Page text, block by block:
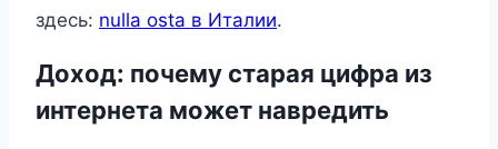
здесь: nulla osta в Италии.
Доход: почему старая цифра из
интернета может навредить